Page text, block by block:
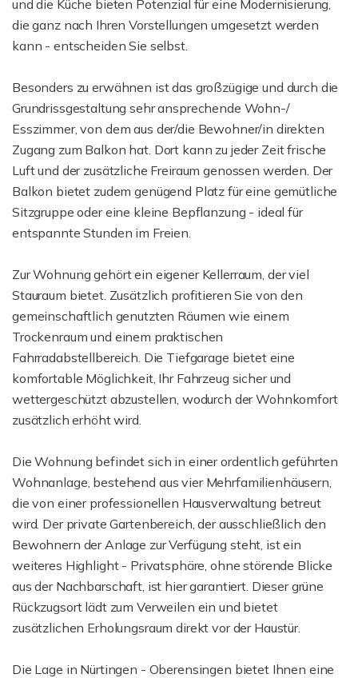
und die Küche bieten Potenzial für eine Modernisierung,
die ganz nach Ihren Vorstellungen umgesetzt werden
kann - entscheiden Sie selbst.
Besonders zu erwähnen ist das großzügige und durch die
Grundrissgestaltung sehr ansprechende Wohn-/
Esszimmer, von dem aus der/die Bewohner/in direkten
Zugang zum Balkon hat. Dort kann zu jeder Zeit frische
Luft und der zusätzliche Freiraum genossen werden. Der
Balkon bietet zudem genügend Platz für eine gemütliche
Sitzgruppe oder eine kleine Bepflanzung - ideal für
entspannte Stunden im Freien.
Zur Wohnung gehört ein eigener Kellerraum, der viel
Stauraum bietet. Zusätzlich profitieren Sie von den
gemeinschaftlich genutzten Räumen wie einem
Trockenraum und einem praktischen
Fahrradabstellbereich. Die Tiefgarage bietet eine
komfortable Möglichkeit, Ihr Fahrzeug sicher und
wettergeschützt abzustellen, wodurch der Wohnkomfort
zusätzlich erhöht wird.
Die Wohnung befindet sich in einer ordentlich geführten
Wohnanlage, bestehend aus vier Mehrfamilienhäusern,
die von einer professionellen Hausverwaltung betreut
wird. Der private Gartenbereich, der ausschließlich den
Bewohnern der Anlage zur Verfügung steht, ist ein
weiteres Highlight - Privatsphäre, ohne störende Blicke
aus der Nachbarschaft, ist hier garantiert. Dieser grüne
Rückzugsort lädt zum Verweilen ein und bietet
zusätzlichen Erholungsraum direkt vor der Haustür.
Die Lage in Nürtingen - Oberensingen bietet Ihnen eine